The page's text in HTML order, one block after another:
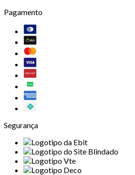
Pagamento
Segurança